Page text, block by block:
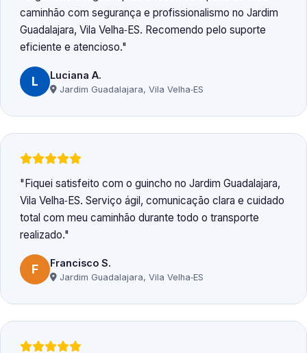
caminhão com segurança e profissionalismo no Jardim
Guadalajara, Vila Velha‑ES. Recomendo pelo suporte
eficiente e atencioso.
L Luciana A.
Jardim Guadalajara, Vila Velha‑ES
Fiquei satisfeito com o guincho no Jardim Guadalajara,
Vila Velha‑ES. Serviço ágil, comunicação clara e cuidado
total com meu caminhão durante todo o transporte
realizado.
F Francisco S.
Jardim Guadalajara, Vila Velha‑ES